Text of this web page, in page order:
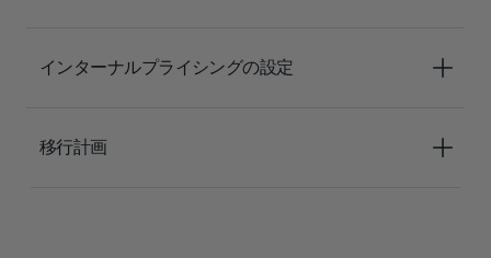
インターナルプライシングの設定
移行計画